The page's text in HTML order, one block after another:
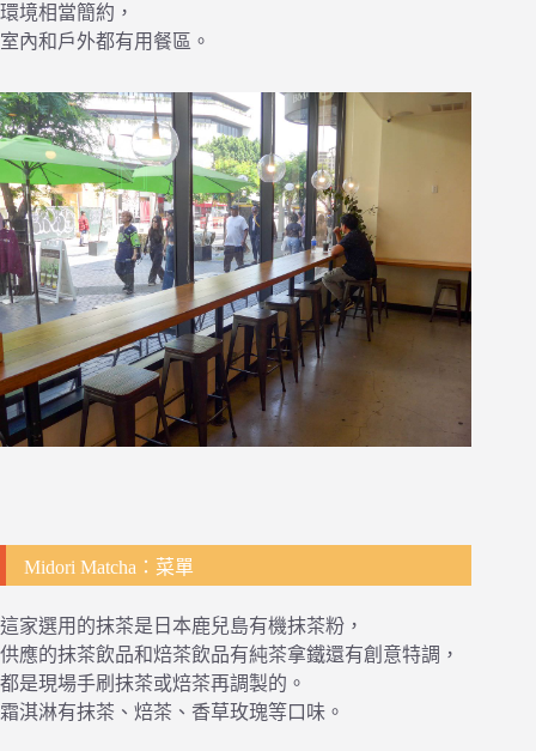
環境相當簡約，
室內和戶外都有用餐區。
Midori Matcha：菜單
這家選用的抹茶是日本鹿兒島有機抹茶粉，
供應的抹茶飲品和焙茶飲品有純茶拿鐵還有創意特調，
都是現場手刷抹茶或焙茶再調製的。
霜淇淋有抹茶、焙茶、香草玫瑰等口味。